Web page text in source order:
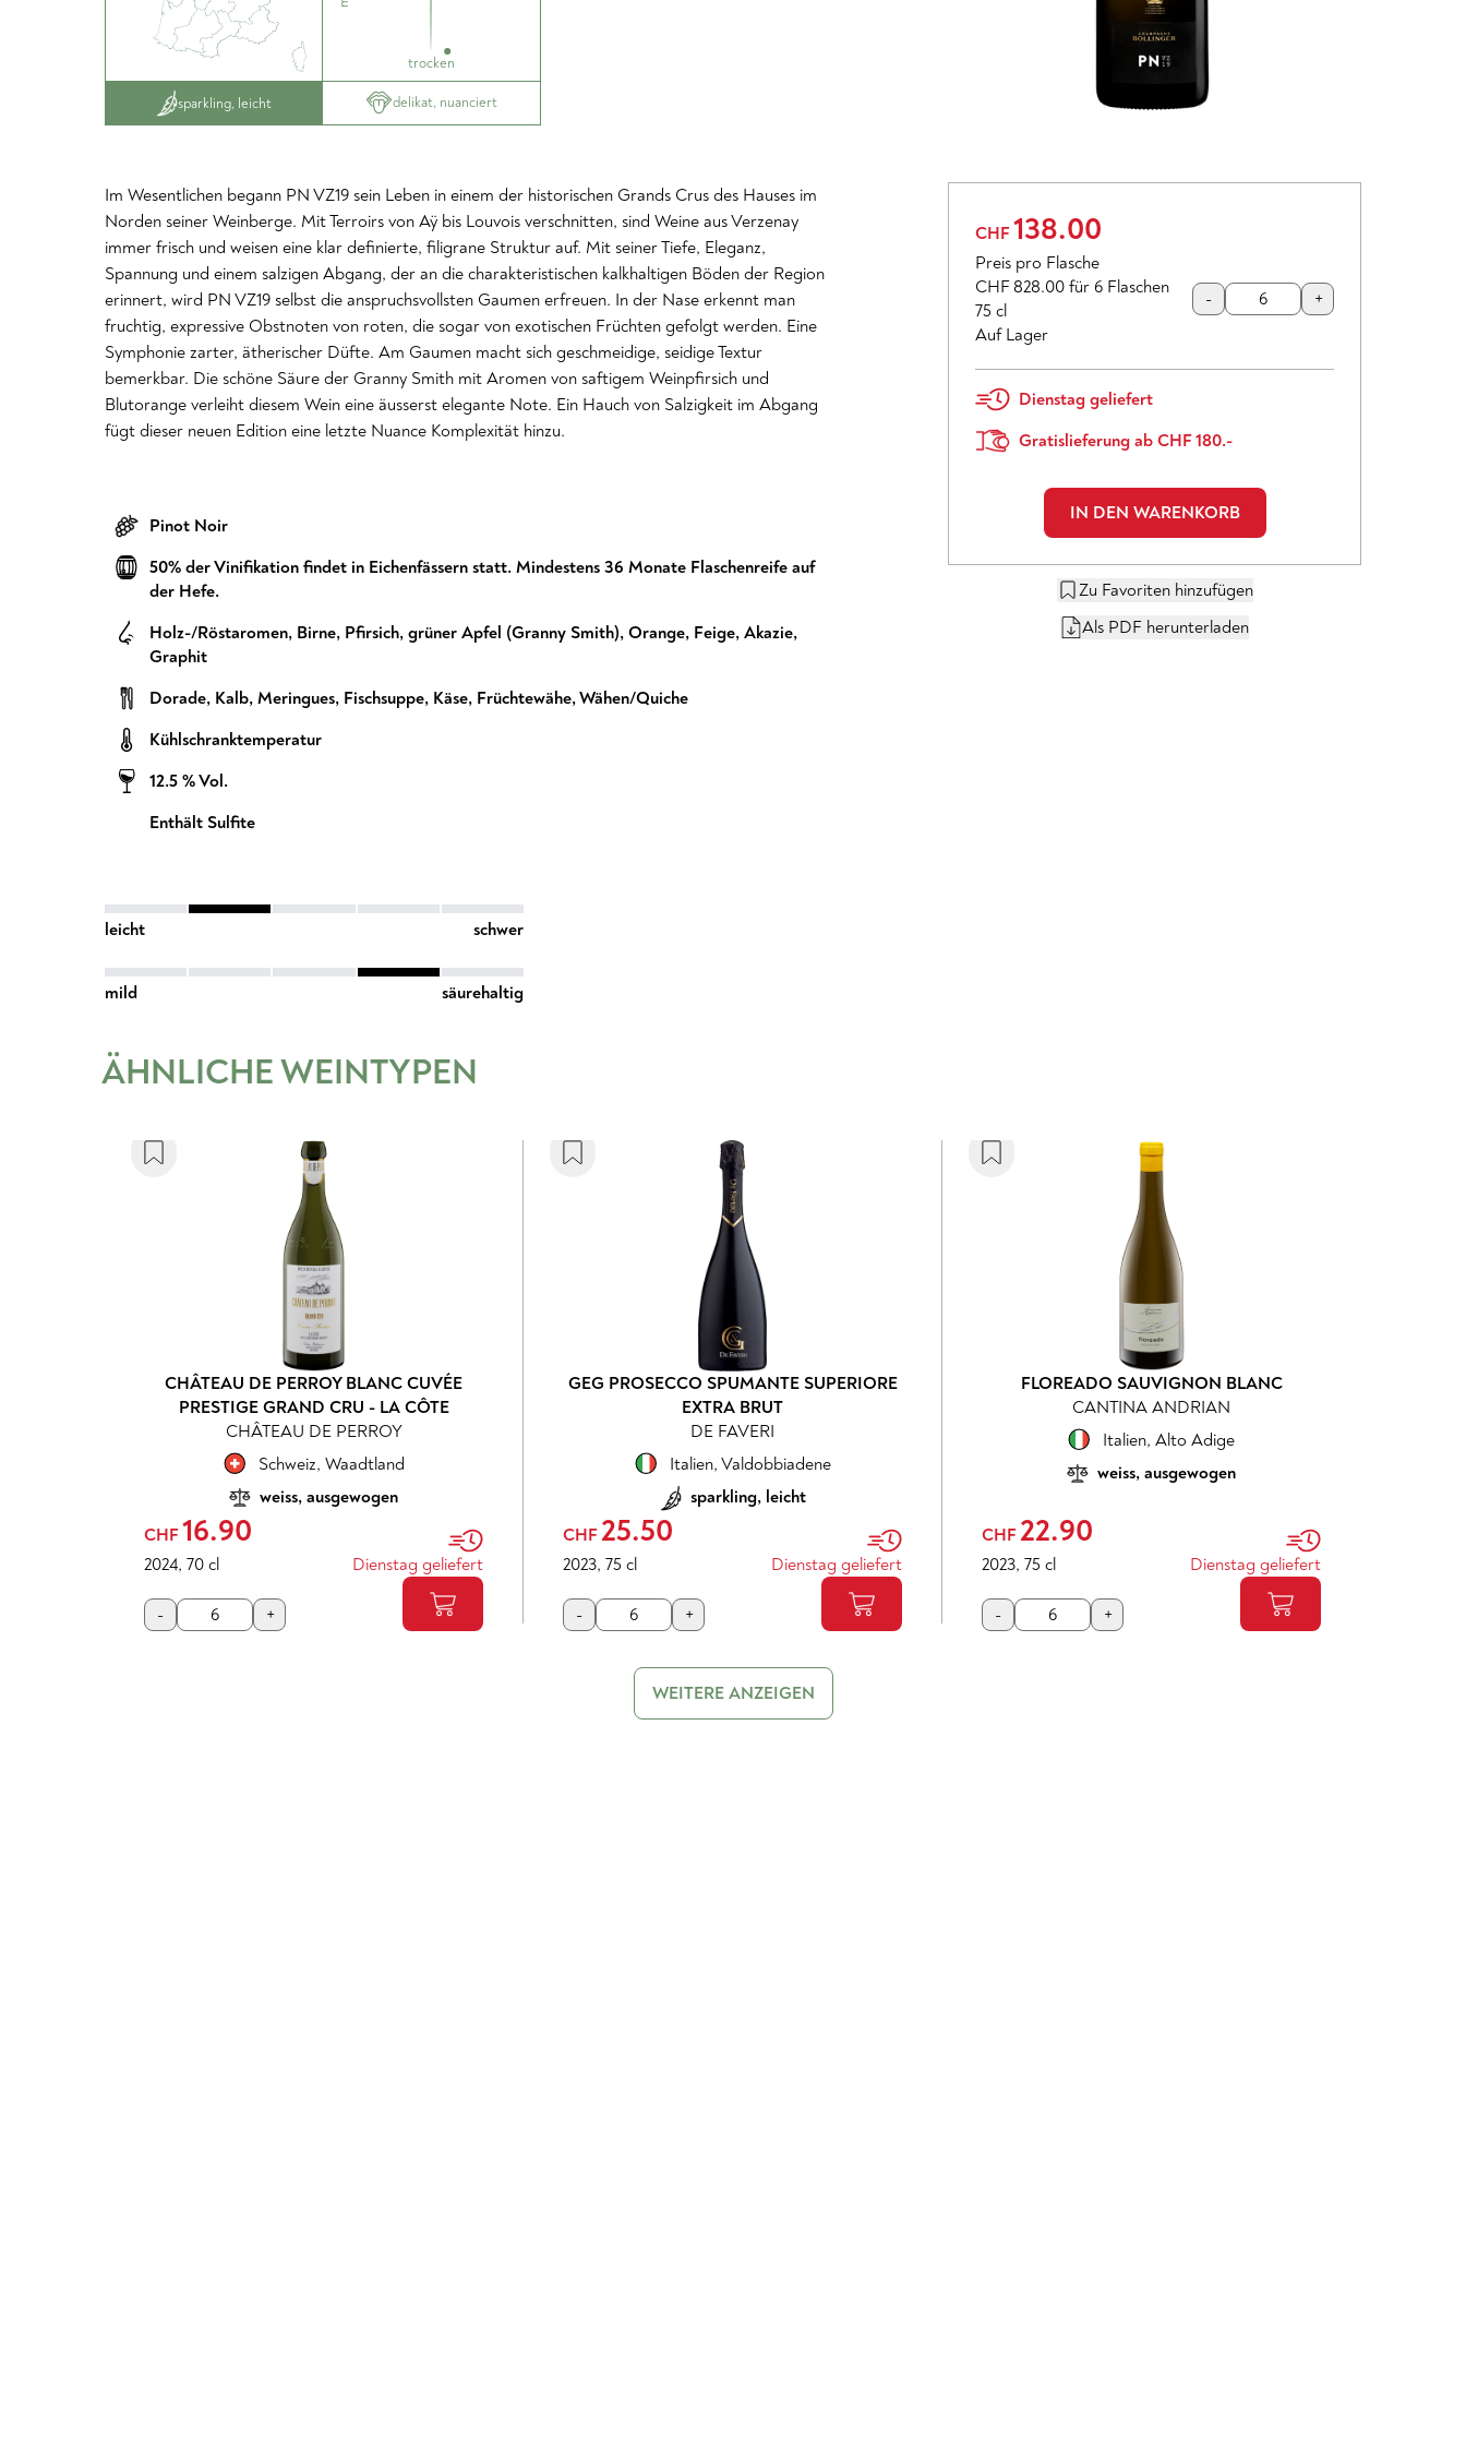
trocken
sparkling, leicht delikat, nuanciert
CHF 138.00
Preis pro Flasche
CHF 828.00 für 6 Flaschen
75 cl
Auf Lager
- +
Dienstag geliefert
Gratislieferung ab CHF 180.-
IN DEN WARENKORB
Zu Favoriten hinzufügen
Als PDF herunterladen
Im Wesentlichen begann PN VZ19 sein Leben in einem der historischen Grands Crus des Hauses im
Norden seiner Weinberge. Mit Terroirs von Aÿ bis Louvois verschnitten, sind Weine aus Verzenay
immer frisch und weisen eine klar definierte, filigrane Struktur auf. Mit seiner Tiefe, Eleganz,
Spannung und einem salzigen Abgang, der an die charakteristischen kalkhaltigen Böden der Region
erinnert, wird PN VZ19 selbst die anspruchsvollsten Gaumen erfreuen. In der Nase erkennt man
fruchtig, expressive Obstnoten von roten, die sogar von exotischen Früchten gefolgt werden. Eine
Symphonie zarter, ätherischer Düfte. Am Gaumen macht sich geschmeidige, seidige Textur
bemerkbar. Die schöne Säure der Granny Smith mit Aromen von saftigem Weinpfirsich und
Blutorange verleiht diesem Wein eine äusserst elegante Note. Ein Hauch von Salzigkeit im Abgang
fügt dieser neuen Edition eine letzte Nuance Komplexität hinzu.
Pinot Noir
50% der Vinifikation findet in Eichenfässern statt. Mindestens 36 Monate Flaschenreife auf
der Hefe.
Holz-/Röstaromen, Birne, Pfirsich, grüner Apfel (Granny Smith), Orange, Feige, Akazie,
Graphit
Dorade, Kalb, Meringues, Fischsuppe, Käse, Früchtewähe,Wähen/Quiche
Kühlschranktemperatur
12.5 % Vol.
Enthält Sulfite
leicht schwer
mild säurehaltig
ÄHNLICHE WEINTYPEN
CHÂTEAU DE PERROY BLANC CUVÉE
PRESTIGE GRAND CRU - LA CÔTE
CHÂTEAU DE PERROY
Schweiz, Waadtland
weiss, ausgewogen
CHF 16.90
2024, 70 cl Dienstag geliefert
- +
GEG PROSECCO SPUMANTE SUPERIORE
EXTRA BRUT
DE FAVERI
Italien, Valdobbiadene
sparkling, leicht
CHF 25.50
2023, 75 cl Dienstag geliefert
- +
FLOREADO SAUVIGNON BLANC
CANTINA ANDRIAN
Italien,Alto Adige
weiss, ausgewogen
CHF 22.90
2023, 75 cl Dienstag geliefert
- +
WEITERE ANZEIGEN